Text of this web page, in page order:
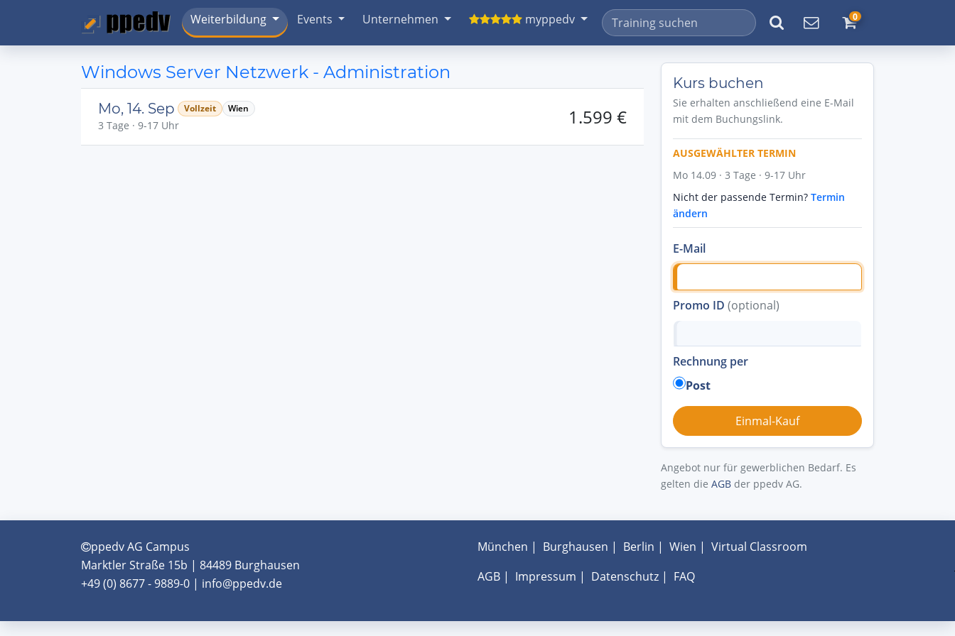
Weiterbildung Events Unternehmen myppedv 0
Windows Server Netzwerk - Administration
Mo, 14. Sep Vollzeit Wien
3 Tage · 9-17 Uhr 1.599 €
Kurs buchen
Sie erhalten anschließend eine E-Mail
mit dem Buchungslink.
AUSGEWÄHLTER TERMIN
Mo 14.09 · 3 Tage · 9-17 Uhr
Nicht der passende Termin? Termin
ändern
E-Mail
Promo ID (optional)
Rechnung per
Post
Angebot nur für gewerblichen Bedarf. Es
gelten die AGB der ppedv AG.
ppedv AG Campus
Marktler Straße 15b | 84489 Burghausen
+49 (0) 8677 - 9889-0 | info@ppedv.de
München | Burghausen | Berlin | Wien | Virtual Classroom
AGB| Impressum | Datenschutz| FAQ